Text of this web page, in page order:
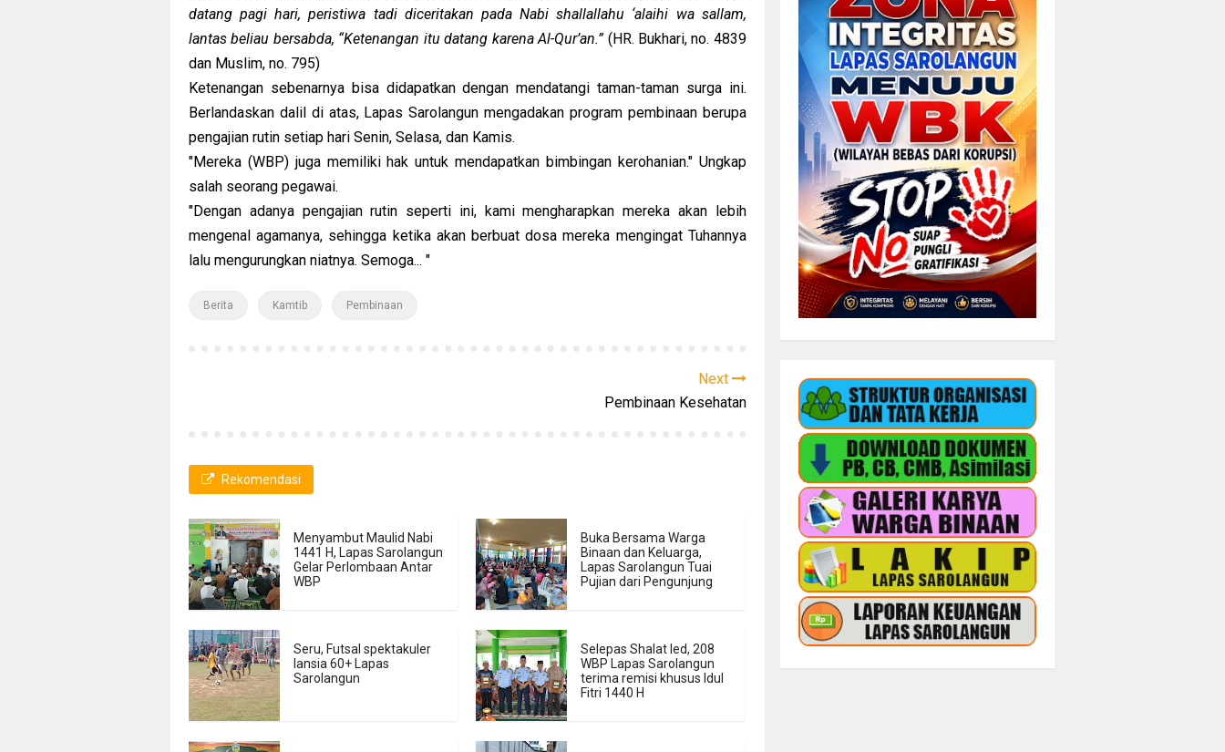
datang pagi hari, peristiwa tadi diceritakan pada Nabi shallallahu ‘alaihi wa sallam,
lantas beliau bersabda, “Ketenangan itu datang karena Al-Qur’an.” (HR. Bukhari, no. 4839
dan Muslim, no. 795)
Ketenangan sebenarnya bisa didapatkan dengan mendatangi taman-taman surga ini.
Berlandaskan dalil di atas, Lapas Sarolangun mengadakan program pembinaan berupa
pengajian rutin setiap hari Senin, Selasa, dan Kamis.
"Mereka (WBP) juga memiliki hak untuk mendapatkan bimbingan kerohanian." Ungkap
salah seorang pegawai.
"Dengan adanya pengajian rutin seperti ini, kami mengharapkan mereka akan lebih
mengenal agamanya, sehingga ketika akan berbuat dosa mereka mengingat Tuhannya
lalu mengurungkan niatnya. Semoga... "
Berita Kamtib Pembinaan
Next
Pembinaan Kesehatan
Rekomendasi
Menyambut Maulid Nabi
1441 H, Lapas Sarolangun
Gelar Perlombaan Antar
WBP
Buka Bersama Warga
Binaan dan Keluarga,
Lapas Sarolangun Tuai
Pujian dari Pengunjung
Seru, Futsal spektakuler
lansia 60+ Lapas
Sarolangun
Selepas Shalat Ied, 208
WBP Lapas Sarolangun
terima remisi khusus Idul
Fitri 1440 H